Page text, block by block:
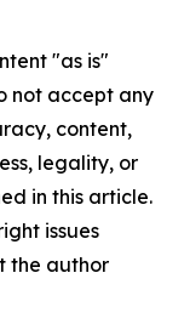
"as is"
not accept any
content,
legality, or
in this article.
issues
the author